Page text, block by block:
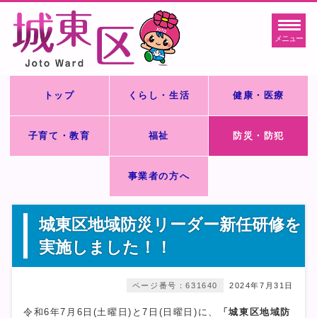
メニュー
トップ くらし・生活 健康・医療
子育て・教育 福祉 防災・防犯
事業者の方へ
城東区地域防災リーダー新任研修を
実施しました！！
2024年7月31日
ページ番号：631640
令和6年7月6日(土曜日)と7日(日曜日)に、
「城東区地域防